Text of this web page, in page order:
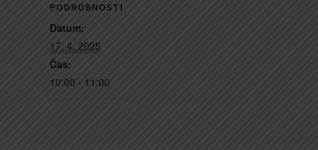
PODROBNOSTI
Datum:
17. 4. 2025
Čas:
10:00 - 11:00